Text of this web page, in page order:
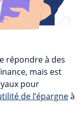
répondre à des
mais est
pour
de l’épargneà